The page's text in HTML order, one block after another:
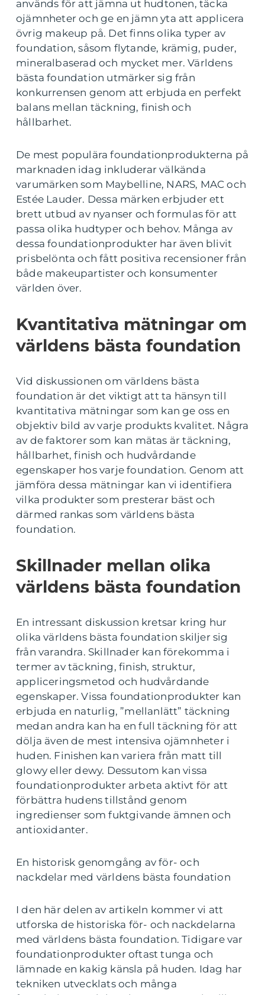
används för att jämna ut hudtonen, täcka
ojämnheter och ge en jämn yta att applicera
övrig makeup på. Det finns olika typer av
foundation, såsom flytande, krämig, puder,
mineralbaserad och mycket mer. Världens
bästa foundation utmärker sig från
konkurrensen genom att erbjuda en perfekt
balans mellan täckning, finish och
hållbarhet.
De mest populära foundationprodukterna på
marknaden idag inkluderar välkända
varumärken som Maybelline, NARS, MAC och
Estée Lauder. Dessa märken erbjuder ett
brett utbud av nyanser och formulas för att
passa olika hudtyper och behov. Många av
dessa foundationprodukter har även blivit
prisbelönta och fått positiva recensioner från
både makeupartister och konsumenter
världen över.
Kvantitativa mätningar om
världens bästa foundation
Vid diskussionen om världens bästa
foundation är det viktigt att ta hänsyn till
kvantitativa mätningar som kan ge oss en
objektiv bild av varje produkts kvalitet. Några
av de faktorer som kan mätas är täckning,
hållbarhet, finish och hudvårdande
egenskaper hos varje foundation. Genom att
jämföra dessa mätningar kan vi identifiera
vilka produkter som presterar bäst och
därmed rankas som världens bästa
foundation.
Skillnader mellan olika
världens bästa foundation
En intressant diskussion kretsar kring hur
olika världens bästa foundation skiljer sig
från varandra. Skillnader kan förekomma i
termer av täckning, finish, struktur,
appliceringsmetod och hudvårdande
egenskaper. Vissa foundationprodukter kan
erbjuda en naturlig, ”mellanlätt” täckning
medan andra kan ha en full täckning för att
dölja även de mest intensiva ojämnheter i
huden. Finishen kan variera från matt till
glowy eller dewy. Dessutom kan vissa
foundationprodukter arbeta aktivt för att
förbättra hudens tillstånd genom
ingredienser som fuktgivande ämnen och
antioxidanter.
En historisk genomgång av för- och
nackdelar med världens bästa foundation
I den här delen av artikeln kommer vi att
utforska de historiska för- och nackdelarna
med världens bästa foundation. Tidigare var
foundationprodukter oftast tunga och
lämnade en kakig känsla på huden. Idag har
tekniken utvecklats och många